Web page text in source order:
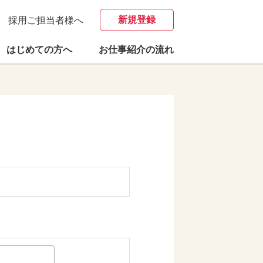
採用ご担当者様へ 新規登録
はじめての方へ お仕事紹介の流れ